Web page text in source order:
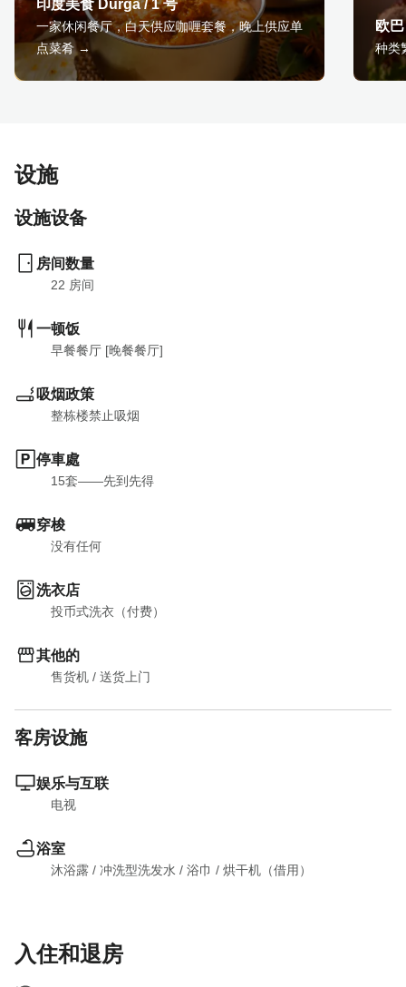
印度美食 Durga / 1 号
一家休闲餐厅，白天供应咖喱套餐，晚上供应单
点菜肴 →
欧巴
种类
设施
设施设备
房间数量
22 房间
一顿饭
早餐餐厅 [晚餐餐厅]
吸烟政策
整栋楼禁止吸烟
停車處
15套——先到先得
穿梭
没有任何
洗衣店
投币式洗衣（付费）
其他的
售货机 / 送货上门
客房设施
娱乐与互联
电视
浴室
沐浴露 / 冲洗型洗发水 / 浴巾 / 烘干机（借用）
入住和退房